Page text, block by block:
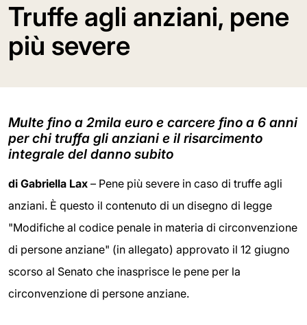
Truffe agli anziani, pene
più severe
Multe fino a 2mila euro e carcere fino a 6 anni
per chi truffa gli anziani e il risarcimento
integrale del danno subito
di Gabriella Lax – Pene più severe in caso di truffe agli
anziani. È questo il contenuto di un disegno di legge
"Modifiche al codice penale in materia di circonvenzione
di persone anziane" (in allegato) approvato il 12 giugno
scorso al Senato che inasprisce le pene per la
circonvenzione di persone anziane.